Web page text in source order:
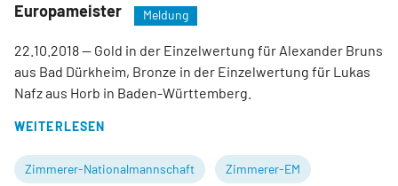
Europameister
Meldung
22.10.2018— Gold in der Einzelwertung für Alexander Bruns
aus Bad Dürkheim, Bronze in der Einzelwertung für Lukas
Nafz aus Horb in Baden-Württemberg.
WEITERLESEN
Zimmerer-Nationalmannschaft Zimmerer-EM